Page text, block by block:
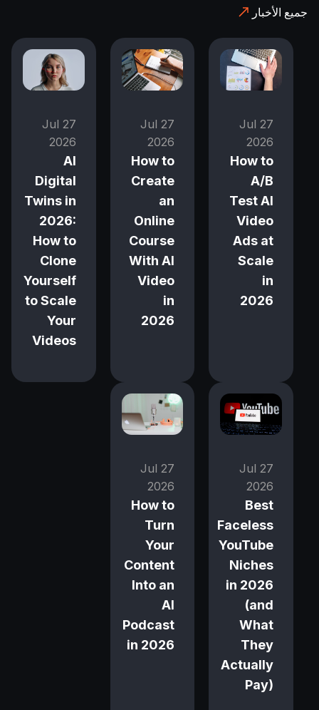
جميع الأخبار
27 Jul
2026
How to
A/B
Test AI
Video
Ads at
Scale
in
2026
27 Jul
2026
How to
Create
an
Online
Course
With AI
Video
in
2026
27 Jul
2026
AI
Digital
Twins in
2026:
How to
Clone
Yourself
to Scale
Your
Videos
27 Jul
2026
Best
Faceless
YouTube
Niches
in 2026
(and
What
They
Actually
Pay)
27 Jul
2026
How to
Turn
Your
Content
Into an
AI
Podcast
in 2026